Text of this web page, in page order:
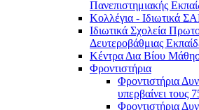
Πανεπιστημιακής
Κολλέγια - Ιδιωτικά
Ιδιωτικά Σχολεία
Δευτεροβάθμιας
Κέντρα Δια Βίου
Φροντιστήρια
Φροντιστήρια
υπερβαίνει τους
Φροντιστήρια